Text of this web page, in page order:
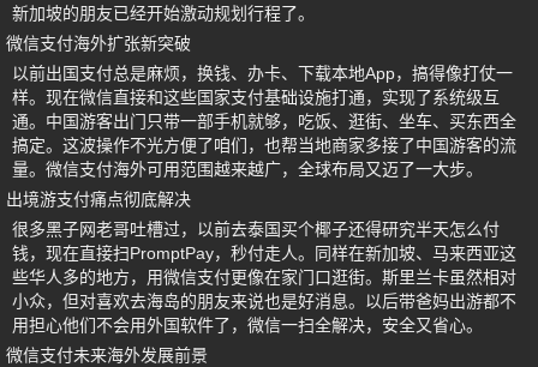
新加坡的朋友已经开始激动规划行程了。
微信支付海外扩张新突破
以前出国支付总是麻烦，换钱、办卡、下载本地App，搞得像打仗一
样。现在微信直接和这些国家支付基础设施打通，实现了系统级互
通。中国游客出门只带一部手机就够，吃饭、逛街、坐车、买东西全
搞定。这波操作不光方便了咱们，也帮当地商家多接了中国游客的流
量。微信支付海外可用范围越来越广，全球布局又迈了一大步。
出境游支付痛点彻底解决
很多黑子网老哥吐槽过，以前去泰国买个椰子还得研究半天怎么付
钱，现在直接扫PromptPay，秒付走人。同样在新加坡、马来西亚这
些华人多的地方，用微信支付更像在家门口逛街。斯里兰卡虽然相对
小众，但对喜欢去海岛的朋友来说也是好消息。以后带爸妈出游都不
用担心他们不会用外国软件了，微信一扫全解决，安全又省心。
微信支付未来海外发展前景